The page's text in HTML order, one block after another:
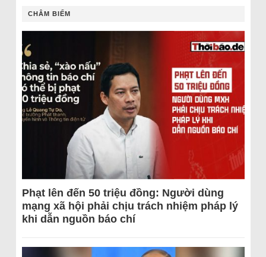
CHÂM BIẾM
Phạt lên đến 50 triệu đồng: Người dùng
mạng xã hội phải chịu trách nhiệm pháp lý
khi dẫn nguồn báo chí